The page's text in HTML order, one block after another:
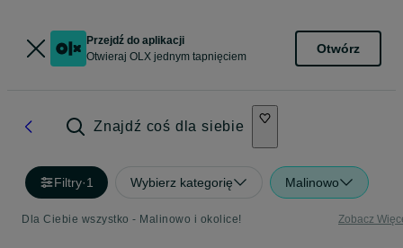
Przejdź do aplikacji
Otwieraj OLX jednym tapnięciem
Otwórz
Znajdź coś dla siebie
Filtry·1 Wybierz kategorię Malinowo
Dla Ciebie wszystko - Malinowo i okolice! Zobacz